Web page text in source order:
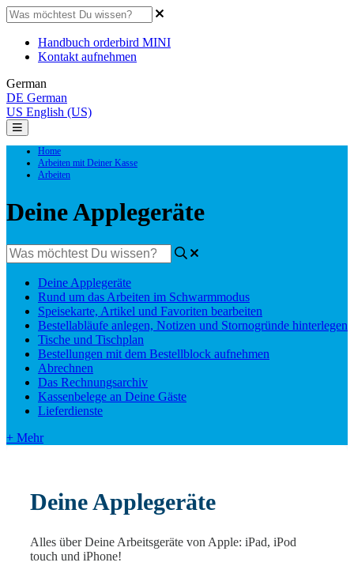
Handbuch orderbird MINI
Kontakt aufnehmen
German
DE German
US English (US)
Home
Arbeiten mit Deiner Kasse
Arbeiten
Deine Applegeräte
Deine Applegeräte
Rund um das Arbeiten im Schwarmmodus
Speisekarte, Artikel und Favoriten bearbeiten
Bestellabläufe anlegen, Notizen und Stornogründe hinterlegen
Tische und Tischplan
Bestellungen mit dem Bestellblock aufnehmen
Abrechnen
Das Rechnungsarchiv
Kassenbelege an Deine Gäste
Lieferdienste
+ Mehr
Deine Applegeräte
Alles über Deine Arbeitsgeräte von Apple: iPad, iPod
touch und iPhone!